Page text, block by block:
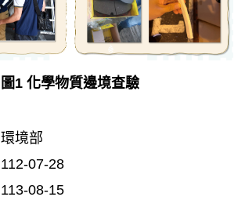
圖1 化學物質邊境查驗
環境部
112-07-28
113-08-15